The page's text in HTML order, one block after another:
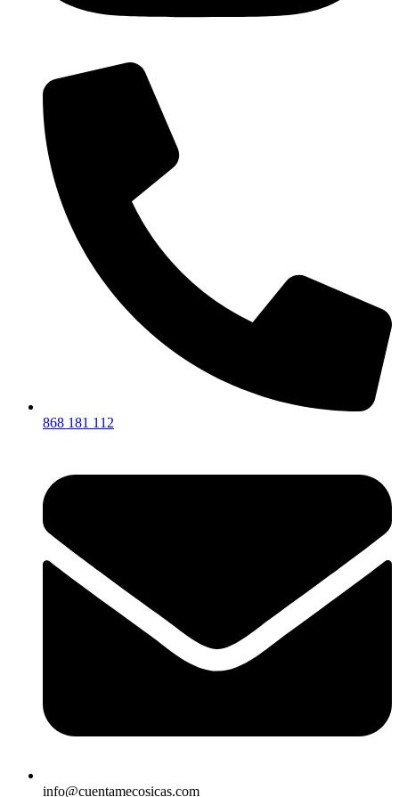
868 181 112
info@cuentamecosicas.com